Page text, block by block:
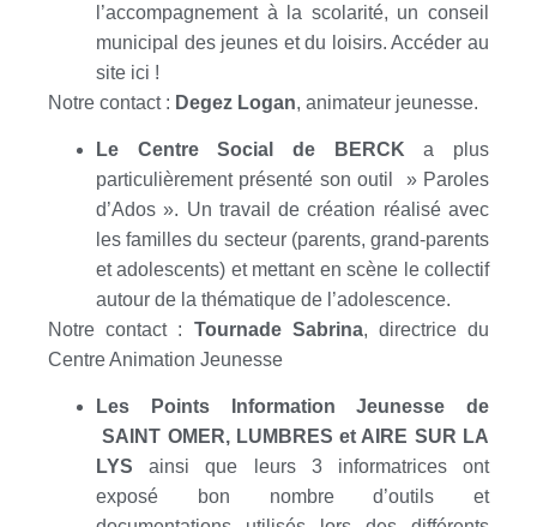
l’accompagnement à la scolarité, un conseil
municipal des jeunes et du loisirs. Accéder au
site ici !
Notre contact : Degez Logan, animateur jeunesse.
Le Centre Social de BERCKa plus
particulièrement présenté son outil » Paroles
d’Ados ». Un travail de création réalisé avec
les familles du secteur (parents, grand-parents
et adolescents) et mettant en scène le collectif
autour de la thématique de l’adolescence.
Notre contact : Tournade Sabrina, directrice du
Centre Animation Jeunesse
Les Points Information Jeunesse de
SAINT OMER, LUMBRES et AIRE SUR LA
LYSainsi que leurs 3 informatrices ont
exposé bon nombre d’outils et